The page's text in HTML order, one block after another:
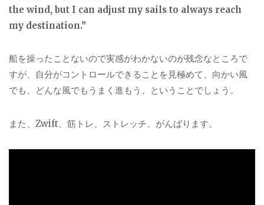
the wind, but I can adjust my sails to always reach
my destination.”
船を操ったことないので実感がわかないのが残念なところで
すが、自分がコントロールできることを見極めて、向かい風
でも、どんな風でもうまく進もう、ということでしょう。
また、Zwift、筋トレ、ストレッチ、がんばります。